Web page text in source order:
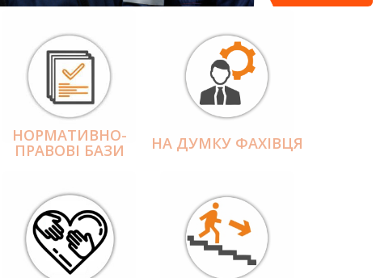
НОРМАТИВНО-
ПРАВОВІ БАЗИ НА ДУМКУ ФАХІВЦЯ